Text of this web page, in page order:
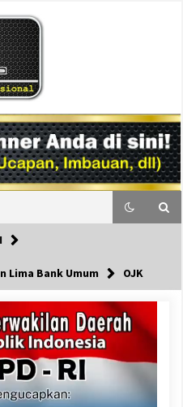
DM1
Lima Bank Umum OJK